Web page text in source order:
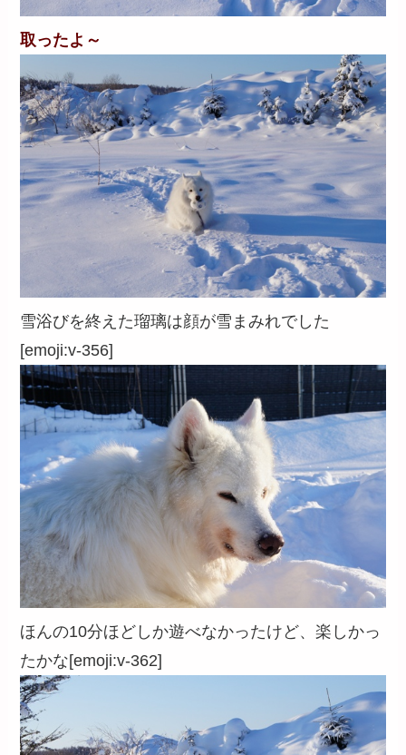
取ったよ～
雪浴びを終えた瑠璃は顔が雪まみれでした
[emoji:v-356]
ほんの10分ほどしか遊べなかったけど、楽しかっ
たかな[emoji:v-362]